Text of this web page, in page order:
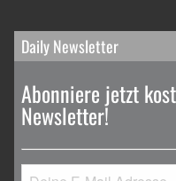
Daily Newsletter
Abonniere jetzt
Newsletter!